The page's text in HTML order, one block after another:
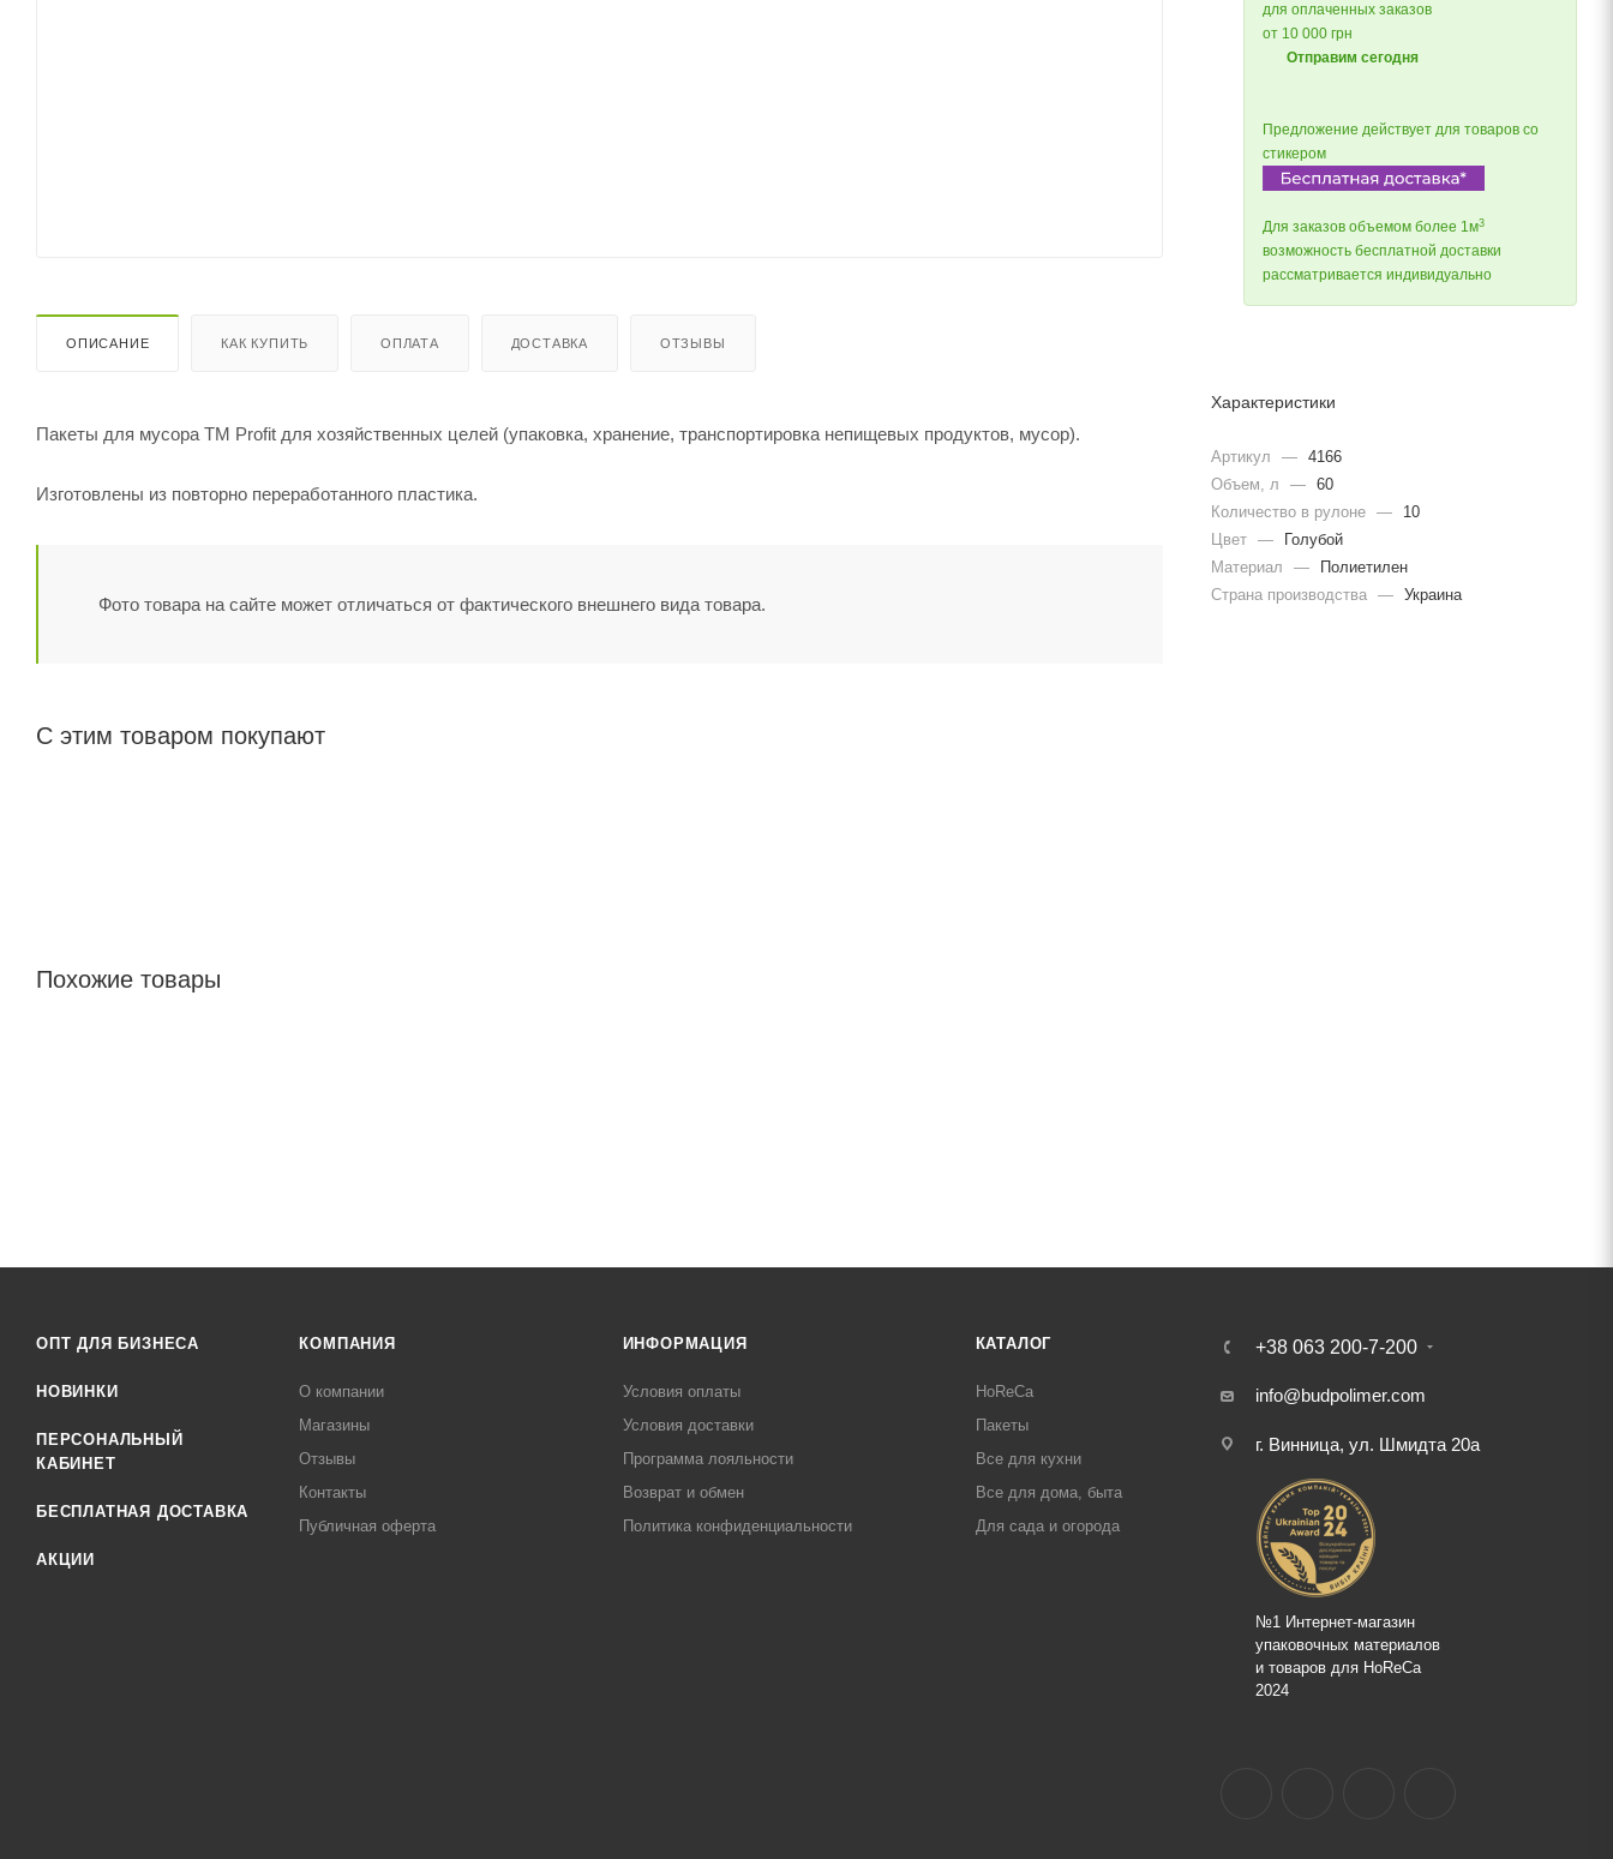
ОПИСАНИЕ КАК КУПИТЬ ОПЛАТА ДОСТАВКА ОТЗЫВЫ
Пакеты для мусора ТМ Profit для хозяйственных целей (упаковка, хранение, транспортировка непищевых продуктов, мусор).
Изготовлены из повторно переработанного пластика.
Фото товара на сайте может отличаться от фактического внешнего вида товара.
С этим товаром покупают
Похожие товары
для оплаченных заказов
от 10 000 грн
Отправим сегодня
Предложение действует для товаров со
стикером
Для заказов объемом более 1м3
возможность бесплатной доставки
рассматривается индивидуально
Характеристики
Артикул — 4166
Объем, л
— 60
Количество в рулоне —
10
Цвет —
Голубой
Материал
—
Полиетилен
Страна производства — Украина
ОПТ ДЛЯ БИЗНЕСА
НОВИНКИ
ПЕРСОНАЛЬНЫЙ
КАБИНЕТ
БЕСПЛАТНАЯ ДОСТАВКА
АКЦИИ
КОМПАНИЯ
О компании
Магазины
Отзывы
Контакты
Публичная оферта
ИНФОРМАЦИЯ
Условия оплаты
Условия доставки
Программа лояльности
Возврат и обмен
Политика конфиденциальности
КАТАЛОГ
HoReCa
Пакеты
Все для кухни
Все для дома, быта
Для сада и огорода
+38 063 200-7-200
info@budpolimer.com
г. Винница, ул. Шмидта 20а
№1 Интернет-магазин
упаковочных материалов
и товаров для HoReCa
2024